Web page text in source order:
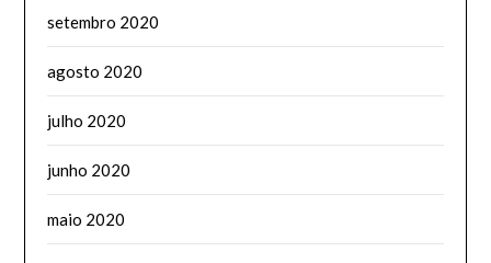
setembro 2020
agosto 2020
julho 2020
junho 2020
maio 2020